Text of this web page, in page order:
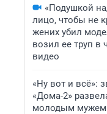
«Подушкой
лицо, чтобы не
жених убил
возил ее труп в
видео
«Ну вот и всё»:
«Дома-2»
молодым мужем